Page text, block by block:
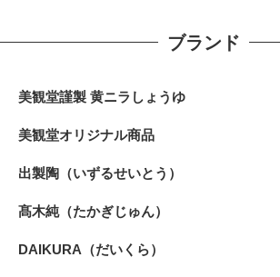
ブランド
美観堂謹製 黄ニラしょうゆ
美観堂オリジナル商品
出製陶（いずるせいとう）
髙木純（たかぎじゅん）
DAIKURA（だいくら）